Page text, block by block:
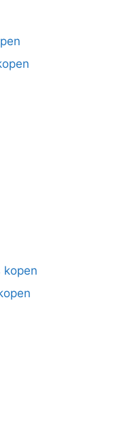
kopen